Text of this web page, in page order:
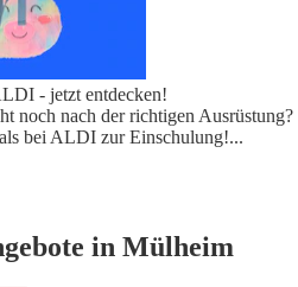
- jetzt entdecken!
noch nach der richtigen Ausrüstung?
bei ALDI zur Einschulung!...
in Mülheim